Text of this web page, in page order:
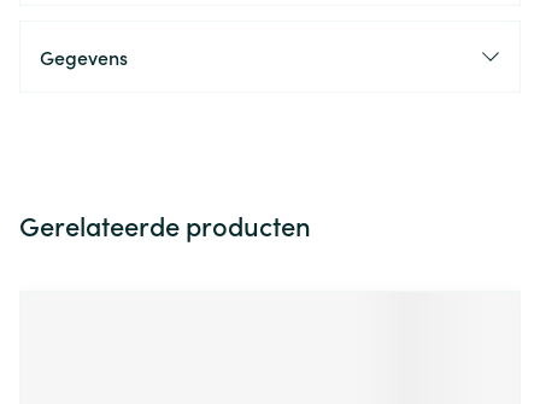
Gegevens
Gerelateerde producten